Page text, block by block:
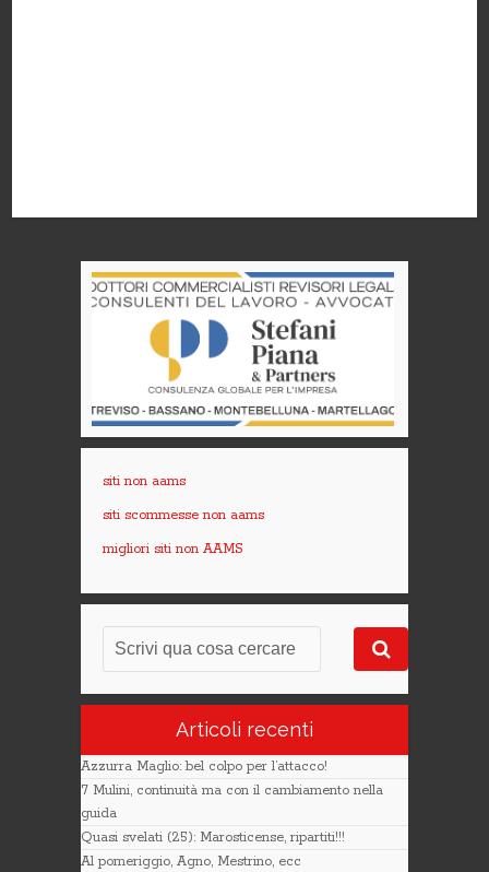
siti non aams
siti scommesse non aams
migliori siti non AAMS
Articoli recenti
Azzurra Maglio: bel colpo per l’attacco!
7 Mulini, continuità ma con il cambiamento nella
guida
Quasi svelati (25): Marosticense, ripartiti!!!
Al pomeriggio, Agno, Mestrino, ecc